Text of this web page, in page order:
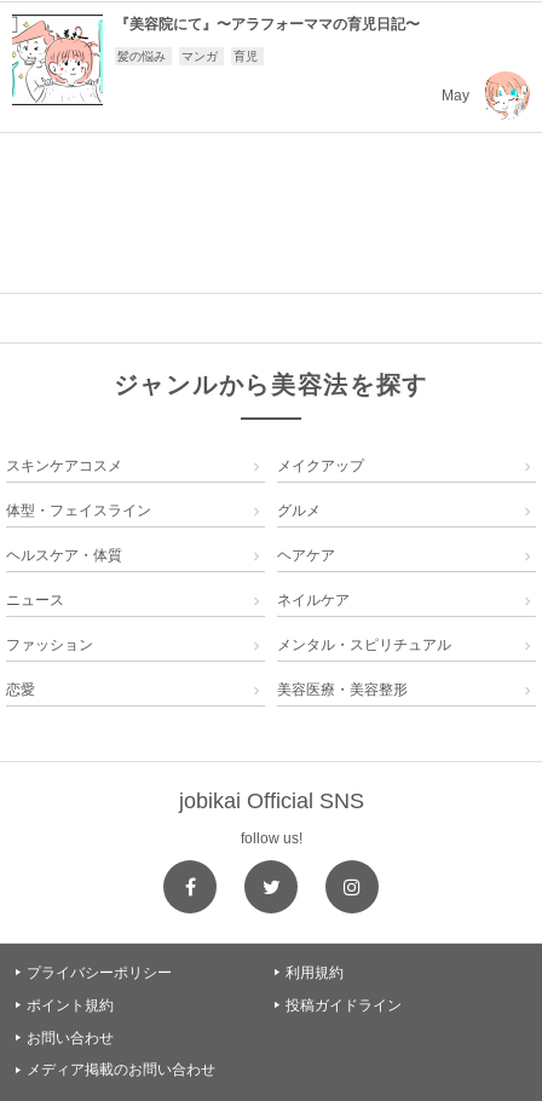
『美容院にて』〜アラフォーママの育児日記〜
髪の悩み マンガ 育児
May
ジャンルから美容法を探す
スキンケアコスメ  メイクアップ 
体型・フェイスライン  グルメ 
ヘルスケア・体質  ヘアケア 
ニュース  ネイルケア 
ファッション  メンタル・スピリチュアル 
恋愛  美容医療・美容整形 
jobikai Official SNS
follow us!
 プライバシーポリシー  利用規約
 ポイント規約  投稿ガイドライン
 お問い合わせ
 メディア掲載のお問い合わせ